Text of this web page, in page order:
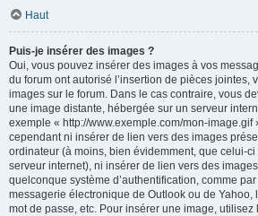
Haut
Puis-je insérer des images ?
Oui, vous pouvez insérer des images à vos
du forum ont autorisé l’insertion de pièces jointes,
images sur le forum. Dans le cas contraire, vous
une image distante, hébergée sur un serveur
exemple « http://www.exemple.com/mon-image.gif
cependant ni insérer de lien vers des images
ordinateur (à moins, bien évidemment, que celui-
serveur internet), ni insérer de lien vers des
quelconque système d’authentification, comme
messagerie électronique de Outlook ou de Yahoo,
mot de passe, etc. Pour insérer une image, utilisez